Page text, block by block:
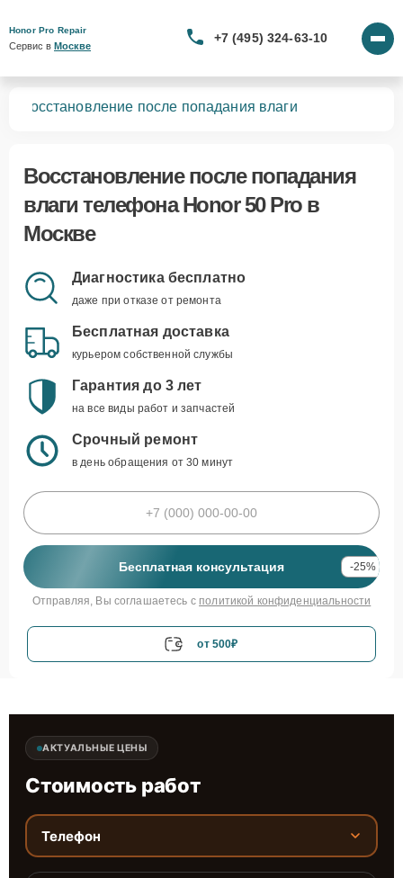
Honor Pro Repair
Сервис в Москве
+7 (495) 324-63-10
Восстановление после попадания влаги
Восстановление после попадания
влаги телефона Honor 50 Pro в
Москве
Диагностика бесплатно
даже при отказе от ремонта
Бесплатная доставка
курьером собственной службы
Гарантия до 3 лет
на все виды работ и запчастей
Срочный ремонт
в день обращения от 30 минут
Бесплатная консультация -25%
Отправляя, Вы соглашаетесь с политикой конфиденциальности
от 500₽
АКТУАЛЬНЫЕ ЦЕНЫ
Стоимость работ
Телефон